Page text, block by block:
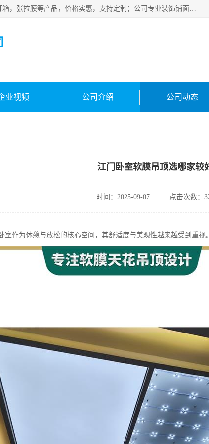
佛山朗鑫装饰工程有限公司主营软膜天花，软膜天花灯箱，卡布灯箱，张拉膜等产品，价格实惠，支持定制；公司专业装饰铺面，家居，会展特装，软膜等工程，技能精良人员，安装快、价格合理，质量保证、热诚与各方有识人士合作，欢迎新老客户来电咨询。
业视频 公司介绍 公司动态
江门卧室软膜吊顶选哪家较
时间：2025-09-07 点击次数：
室作为休憩与放松的核心空间，其舒适度与美观性越来越受到重视